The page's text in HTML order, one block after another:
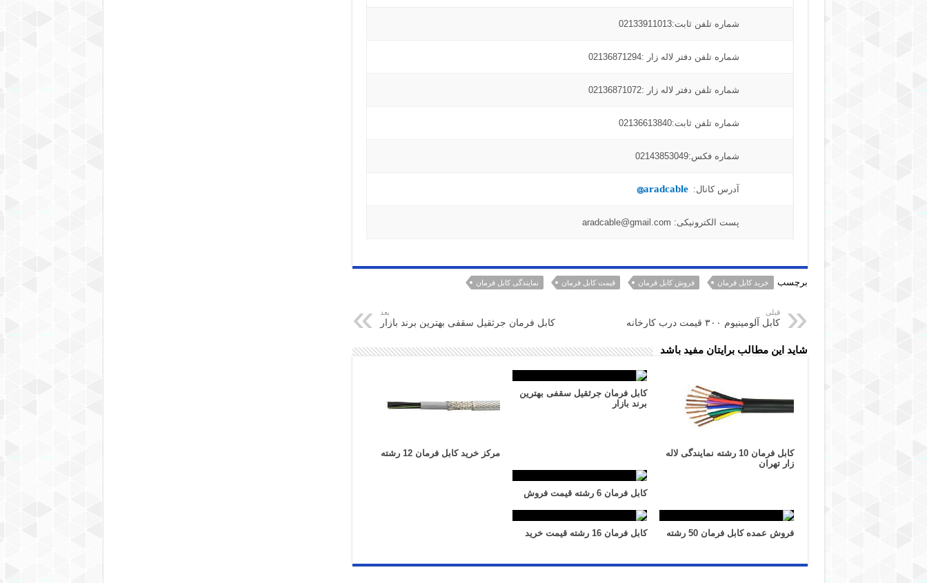
شماره تلفن ثابت:02133911013
شماره تلفن دفتر لاله زار :02136871294
شماره تلفن دفتر لاله زار :02136871072
شماره تلفن ثابت:02136613840
شماره فکس:02143853049
آدرس کانال: aradcable@
پست الکترونیکی: aradcable@gmail.com
برچسب خرید کابل فرمان فروش کابل فرمان قیمت کابل فرمان نمایندگی کابل فرمان
قبلی
کابل آلومینیوم ۳۰۰ قیمت درب کارخانه
بعد
کابل فرمان جرثقیل سقفی بهترین برند بازار
شاید این مطالب برایتان مفید باشد
کابل فرمان 10 رشته نمایندگی لاله
زار تهران
کابل فرمان جرثقیل سقفی بهترین
برند بازار
مرکز خرید کابل فرمان 12 رشته
کابل فرمان 6 رشته قیمت فروش
فروش عمده کابل فرمان 50 رشته کابل فرمان 16 رشته قیمت خرید